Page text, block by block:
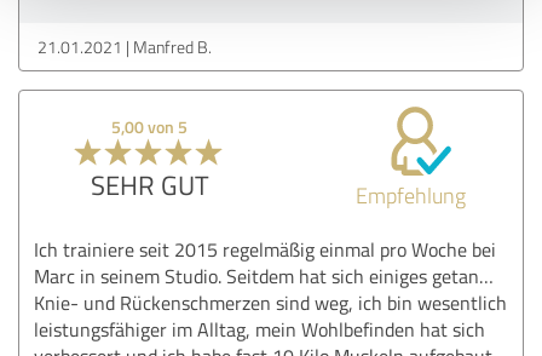
21.01.2021 Manfred B.
5,00 von 5
SEHR GUT Empfehlung
Ich trainiere seit 2015 regelmäßig einmal pro Woche bei
Marc in seinem Studio. Seitdem hat sich einiges getan…
Knie- und Rückenschmerzen sind weg, ich bin wesentlich
leistungsfähiger im Alltag, mein Wohlbefinden hat sich